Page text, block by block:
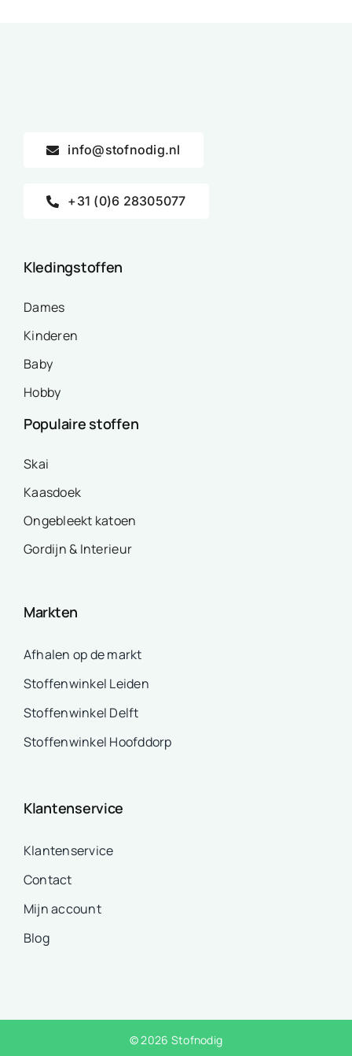
info@stofnodig.nl
+31 (0)6 28305077
Kledingstoffen
Dames
Kinderen
Baby
Hobby
Populaire stoffen
Skai
Kaasdoek
Ongebleekt katoen
Gordijn & Interieur
Markten
Afhalen op de markt
Stoffenwinkel Leiden
Stoffenwinkel Delft
Stoffenwinkel Hoofddorp
Klantenservice
Klantenservice
Contact
Mijn account
Blog
© 2026 Stofnodig